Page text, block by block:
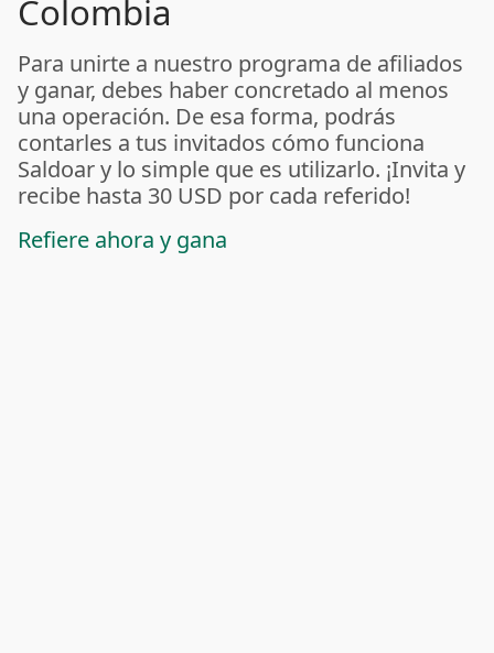
Colombia
Para unirte a nuestro programa de afiliados
y ganar, debes haber concretado al menos
una operación. De esa forma, podrás
contarles a tus invitados cómo funciona
Saldoar y lo simple que es utilizarlo. ¡Invita y
recibe hasta 30 USD por cada referido!
Refiere ahora y gana